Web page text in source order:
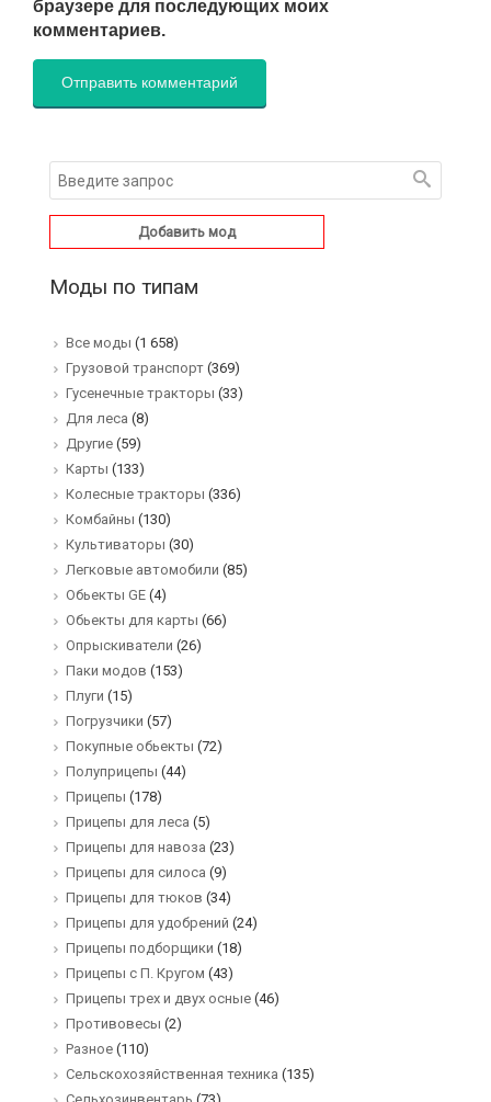
браузере для последующих моих
комментариев.
Добавить мод
Моды по типам
Все моды (1 658)
Грузовой транспорт (369)
Гусенечные тракторы (33)
Для леса (8)
Другие (59)
Карты (133)
Колесные тракторы (336)
Комбайны (130)
Культиваторы (30)
Легковые автомобили (85)
Обьекты GE (4)
Обьекты для карты (66)
Опрыскиватели (26)
Паки модов (153)
Плуги (15)
Погрузчики (57)
Покупные обьекты (72)
Полуприцепы (44)
Прицепы (178)
Прицепы для леса (5)
Прицепы для навоза (23)
Прицепы для силоса (9)
Прицепы для тюков (34)
Прицепы для удобрений (24)
Прицепы подборщики (18)
Прицепы с П. Кругом (43)
Прицепы трех и двух осные (46)
Противовесы (2)
Разное (110)
Сельскохозяйственная техника (135)